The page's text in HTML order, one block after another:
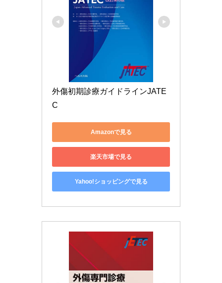
外傷初期診療ガイドラインJATE
C
Amazonで見る
楽天市場で見る
Yahoo!ショッピングで見る